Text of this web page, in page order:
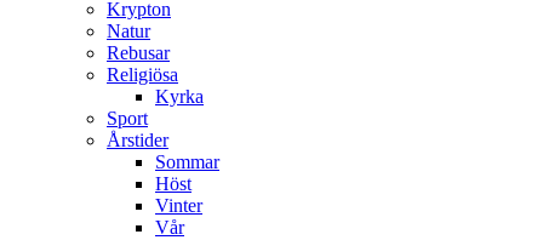
Krypton
Natur
Rebusar
Religiösa
Kyrka
Sport
Årstider
Sommar
Höst
Vinter
Vår